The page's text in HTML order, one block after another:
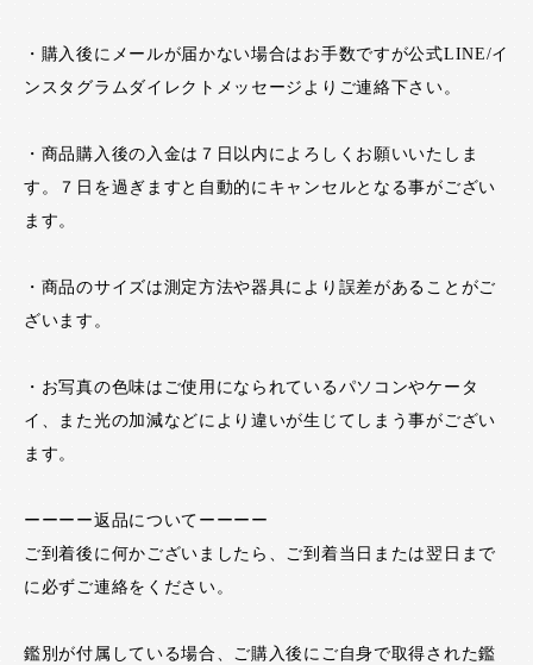
・購入後にメールが届かない場合はお手数ですが公式LINE/イ
ンスタグラムダイレクトメッセージよりご連絡下さい。
・商品購入後の入金は７日以内によろしくお願いいたしま
す。７日を過ぎますと自動的にキャンセルとなる事がござい
ます。
・商品のサイズは測定方法や器具により誤差があることがご
ざいます。
・お写真の色味はご使用になられているパソコンやケータ
イ、また光の加減などにより違いが生じてしまう事がござい
ます。
ーーーー返品についてーーーー
ご到着後に何かございましたら、ご到着当日または翌日まで
に必ずご連絡をください。
鑑別が付属している場合、ご購入後にご自身で取得された鑑